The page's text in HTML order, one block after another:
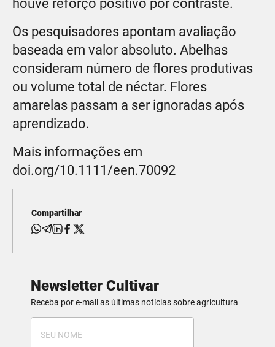
houve reforço positivo por contraste.
Os pesquisadores apontam avaliação
baseada em valor absoluto. Abelhas
consideram número de flores produtivas
ou volume total de néctar. Flores
amarelas passam a ser ignoradas após
aprendizado.
Mais informações em
doi.org/10.1111/een.70092
Compartilhar
Newsletter Cultivar
Receba por e-mail as últimas notícias sobre agricultura